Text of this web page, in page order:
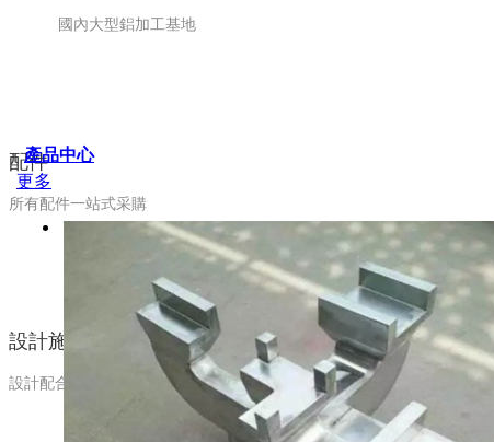
國內大型鋁加工基地
配件
所有配件一站式采購
設計施工
設計配合、施工指導
產品中心
更多